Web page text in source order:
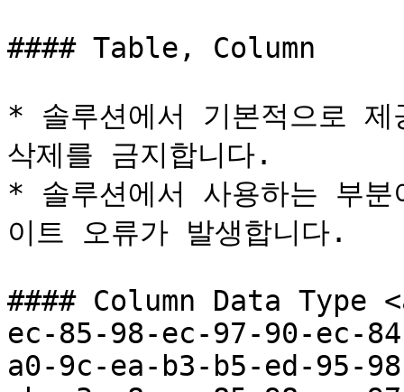
#### Table, Column
* 솔루션에서 기본적으로
삭제를 금지합니다.
* 솔루션에서 사용하는 부
이트 오류가 발생합니다.
#### Column Data Type
ec-85-98-ec-97-90-ec-
a0-9c-ea-b3-b5-ed-95-